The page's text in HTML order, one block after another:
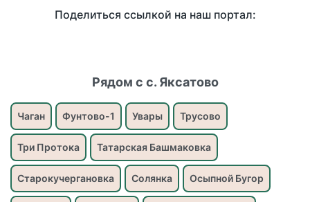
Поделиться ссылкой на наш портал:
Рядом с с. Яксатово
Чаган Фунтово-1 Увары Трусово
Три Протока Татарская Башмаковка
Старокучергановка Солянка Осыпной Бугор